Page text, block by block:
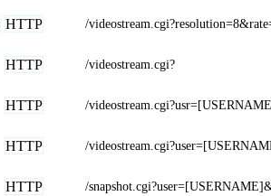
HTTP /
HTTP /videostream.cgi?
HTTP /
HTTP /
HTTP /